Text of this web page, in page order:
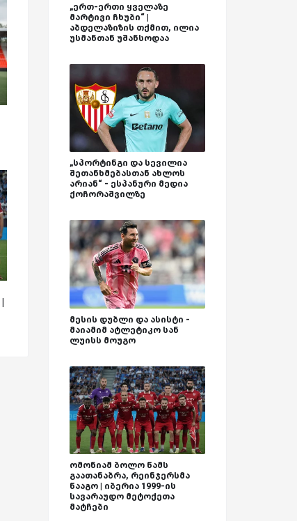
„ერთ-ერთი ყველაზე
მარტივი ჩხუბი“ |
აბდელაზიზის თქმით, ილია
უსმანთან უშანსოდაა
„სპორტინგი და სევილია
შეთანხმებასთან ახლოს
არიან“ - ესპანური მედია
ქოჩორაშვილზე
მესის დუბლი და ასისტი -
მაიამიმ ატლეტიკო სან
ლუისს მოუგო
ომონიამ ბოლო წამს
გაათანაბრა, რეინჯერსმა
წააგო | იბერია 1999-ის
სავარაუდო მეტოქეთა
მატჩები